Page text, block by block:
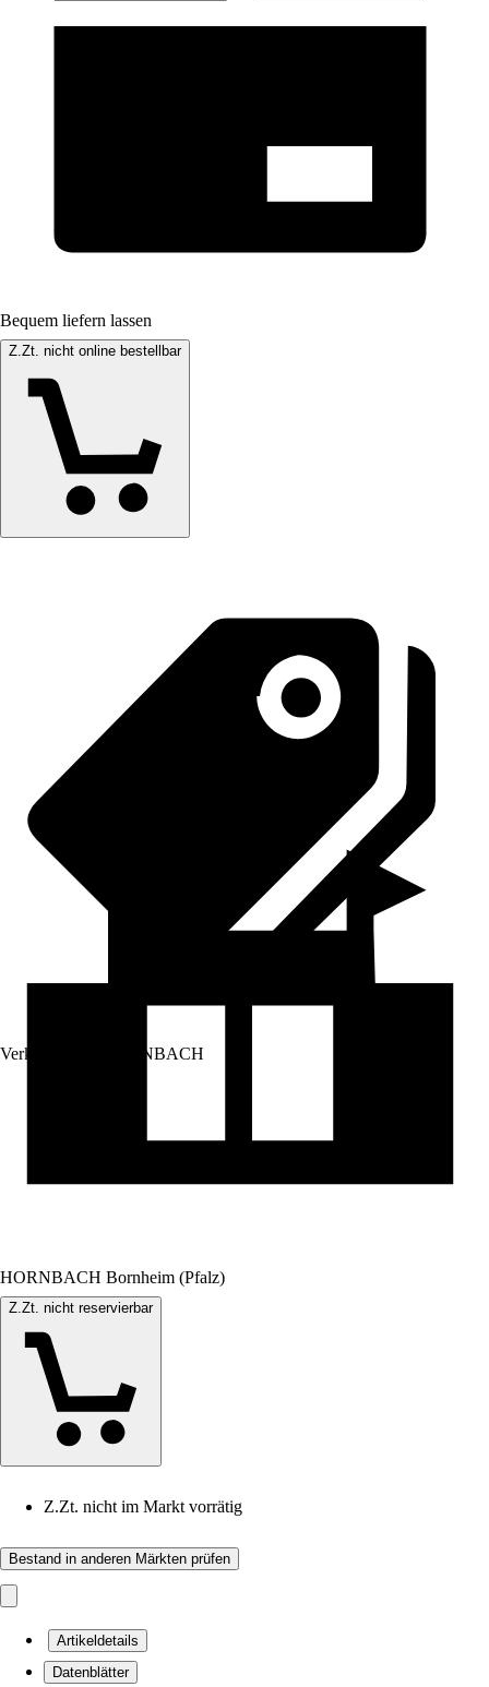
Bequem liefern lassen
Z.Zt. nicht online bestellbar
Verkauf durch: HORNBACH
HORNBACH Bornheim (Pfalz)
Z.Zt. nicht reservierbar
Z.Zt. nicht im Markt vorrätig
Bestand in anderen Märkten prüfen
Artikeldetails
Datenblätter